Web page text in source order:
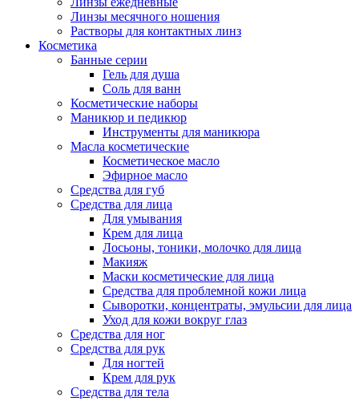
Линзы месячного ношения
Растворы для контактных линз
Косметика
Банные серии
Гель для душа
Соль для ванн
Косметические наборы
Маникюр и педикюр
Инструменты для маникюра
Масла косметические
Косметическое масло
Эфирное масло
Средства для губ
Средства для лица
Для умывания
Крем для лица
Лосьоны, тоники, молочко для лица
Макияж
Маски косметические для лица
Средства для проблемной кожи лица
Сыворотки, концентраты, эмульсии для лица
Уход для кожи вокруг глаз
Средства для ног
Средства для рук
Для ногтей
Крем для рук
Средства для тела